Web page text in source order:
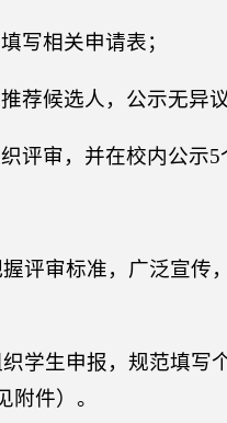
写相关申请表；
荐候选人，公示无异
评审，并在校内公示
评审标准，广泛宣传
学生申报，规范填写
附件）。